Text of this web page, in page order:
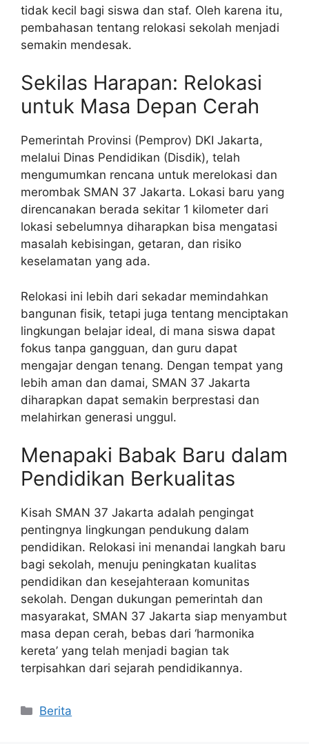
tidak kecil bagi siswa dan staf. Oleh karena itu,
pembahasan tentang relokasi sekolah menjadi
semakin mendesak.
Sekilas Harapan: Relokasi
untuk Masa Depan Cerah
Pemerintah Provinsi (Pemprov) DKI Jakarta,
melalui Dinas Pendidikan (Disdik), telah
mengumumkan rencana untuk merelokasi dan
merombak SMAN 37 Jakarta. Lokasi baru yang
direncanakan berada sekitar 1 kilometer dari
lokasi sebelumnya diharapkan bisa mengatasi
masalah kebisingan, getaran, dan risiko
keselamatan yang ada.
Relokasi ini lebih dari sekadar memindahkan
bangunan fisik, tetapi juga tentang menciptakan
lingkungan belajar ideal, di mana siswa dapat
fokus tanpa gangguan, dan guru dapat
mengajar dengan tenang. Dengan tempat yang
lebih aman dan damai, SMAN 37 Jakarta
diharapkan dapat semakin berprestasi dan
melahirkan generasi unggul.
Menapaki Babak Baru dalam
Pendidikan Berkualitas
Kisah SMAN 37 Jakarta adalah pengingat
pentingnya lingkungan pendukung dalam
pendidikan. Relokasi ini menandai langkah baru
bagi sekolah, menuju peningkatan kualitas
pendidikan dan kesejahteraan komunitas
sekolah. Dengan dukungan pemerintah dan
masyarakat, SMAN 37 Jakarta siap menyambut
masa depan cerah, bebas dari ‘harmonika
kereta’ yang telah menjadi bagian tak
terpisahkan dari sejarah pendidikannya.
Kategori
Berita